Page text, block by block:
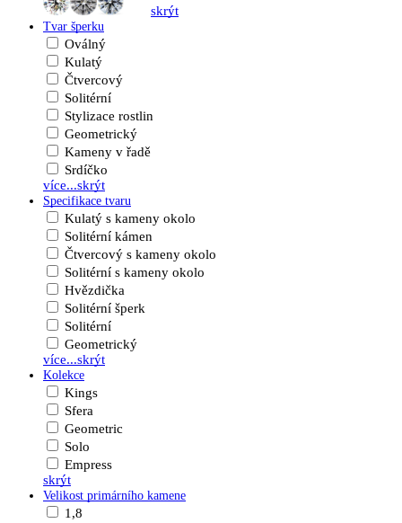
skrýt
Tvar šperku
Oválný
Kulatý
Čtvercový
Solitérní
Stylizace rostlin
Geometrický
Kameny v řadě
Srdíčko
více...skrýt
Specifikace tvaru
Kulatý s kameny okolo
Solitérní kámen
Čtvercový s kameny okolo
Solitérní s kameny okolo
Hvězdička
Solitérní šperk
Solitérní
Geometrický
více...skrýt
Kolekce
Kings
Sfera
Geometric
Solo
Empress
skrýt
Velikost primárního kamene
1,8